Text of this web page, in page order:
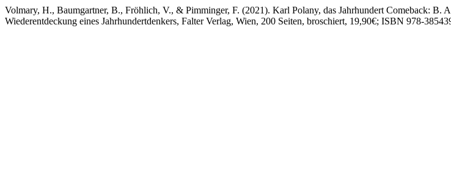
Volmary, H., Baumgartner, B., Fröhlich, V., & Pimminger, F. (2021). Karl Polany, das Jahrhundert Comeback:
Wiederentdeckung eines Jahrhundertdenkers, Falter Verlag, Wien, 200 Seiten, broschiert, 19,90€; ISBN 978-